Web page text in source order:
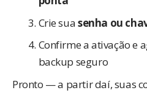
Crie suasenha ou
Confirme a ativação e
backup seguro
Pronto — a partir daí, suas